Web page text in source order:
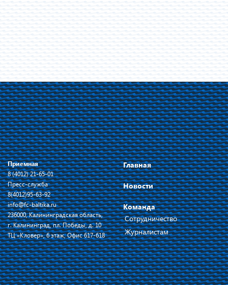
Приемная
8 (4012) 21-65-01
Пресс-служба
8(4012)95-63-92
info@fc-baltika.ru
236000, Калининградская область,
г. Калининград, пл. Победы, д. 10
ТЦ «Кловер», 6 этаж, Офис 617-618
Главная
Новости
Команда
Сотрудничество
Журналистам